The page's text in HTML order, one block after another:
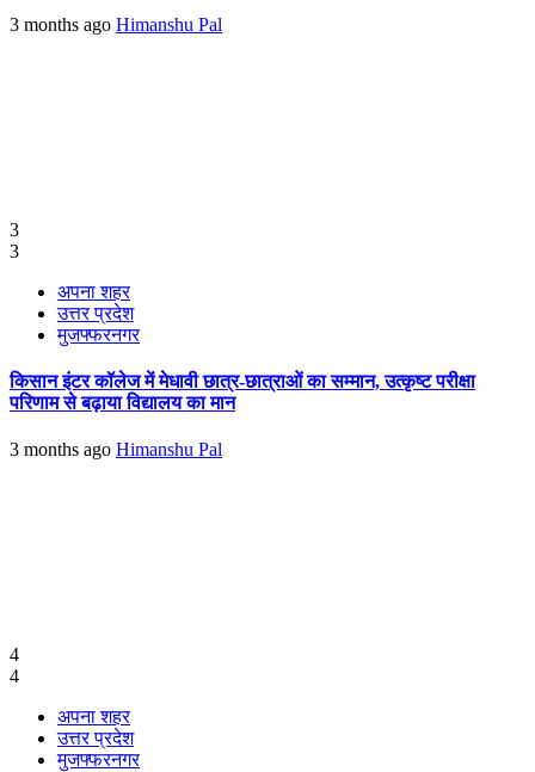
3 months ago Himanshu Pal
3
3
अपना शहर
उत्तर प्रदेश
मुजफ्फरनगर
किसान इंटर कॉलेज में मेधावी छात्र-छात्राओं का सम्मान, उत्कृष्ट परीक्षा
परिणाम से बढ़ाया विद्यालय का मान
3 months ago Himanshu Pal
4
4
अपना शहर
उत्तर प्रदेश
मुजफ्फरनगर